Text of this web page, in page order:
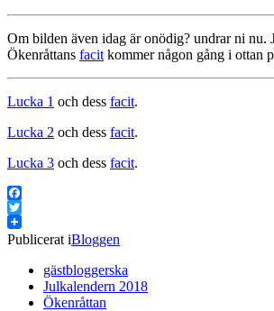
Om bilden även idag är onödig? undrar ni nu.
Ökenråttans facit kommer någon gång i ottan
Lucka 1 och dess facit.
Lucka 2 och dess facit.
Lucka 3 och dess facit.
Facebook
Twitter
Publicerat iBloggen
gästbloggerska
Julkalendern 2018
Ökenråttan